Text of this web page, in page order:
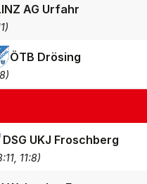
AG Urfahr
)
ÖTB Drösing
)
DSG UKJ Froschberg
11:8)